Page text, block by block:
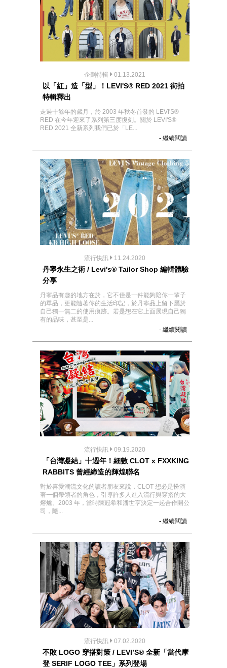
企劃特輯 01.13.2021
以「紅」造「型」！LEVI'S® RED 2021 街拍
特輯釋出
走過十餘年的歲月，於 2003 年秋冬首發的 LEVI'S®
RED 在今年迎來了系列第三度復刻。關於 LEVI'S®
RED 2021 全新系列我們已於「LE...
- 繼續閱讀
流行快訊 11.24.2020
丹寧永生之術 / Levi's® Tailor Shop 編輯體驗
分享
丹寧品有趣的地方在於，它不僅是一件能夠陪你一輩子
的單品，更能隨著你的生活印記，於丹寧品上留下屬於
自己獨一無二的使用痕跡。若是想在它上面展現自己獨
有的品味，甚至是...
- 繼續閱讀
流行快訊 09.19.2020
「台灣凝結」十週年！細數 CLOT x FXXKING
RABBITS 曾經締造的輝煌聯名
對於喜愛潮流文化的讀者朋友來說，CLOT 想必是扮演
著一個帶領者的角色，引導許多人進入流行與穿搭的大
熔爐。2003 年，當時陳冠希和潘世亨決定一起合作開公
司，隨...
- 繼續閱讀
流行快訊 07.02.2020
不敗 LOGO 穿搭對策 / LEVI’S® 全新「當代摩
登 SERIF LOGO TEE」系列登場